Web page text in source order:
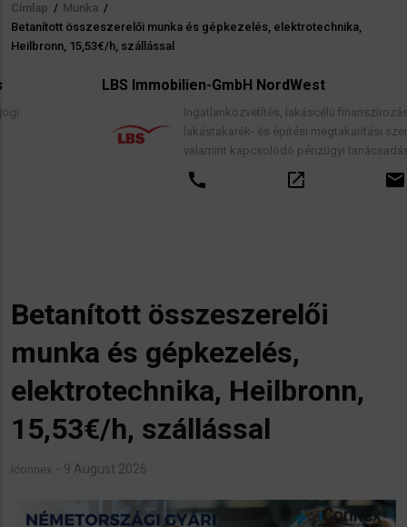
Morzsa
Címlap / Munka /
Betanított összeszerelői munka és gépkezelés, elektrotechnika,
Heilbronn, 15,53€/h, szállással
LBS Immobilien-GmbH NordWest
Ingatlanközvetítés, lakáscélú finanszírozási hitelek,
lakástakarék- és építési megtakarítási szerződések,
valamint kapcsolódó pénzügyi tanácsadás.
Betanított összeszerelői
munka és gépkezelés,
elektrotechnika, Heilbronn,
15,53€/h, szállással
Iconnex 9 August 2026